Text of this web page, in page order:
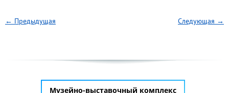
← Предыдущая Следующая →
Музейно-выставочный комплекс